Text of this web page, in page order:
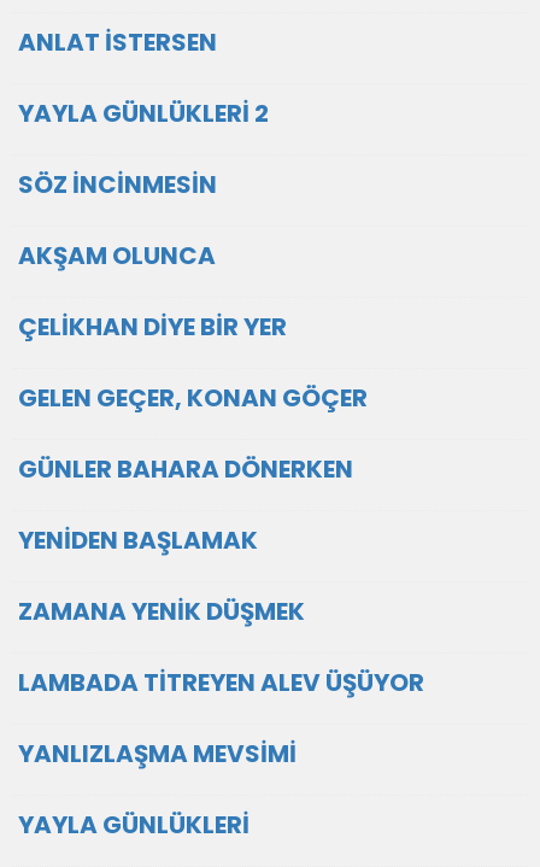
ANLAT İSTERSEN
YAYLA GÜNLÜKLERİ 2
SÖZ İNCİNMESİN
AKŞAM OLUNCA
ÇELİKHAN DİYE BİR YER
GELEN GEÇER, KONAN GÖÇER
GÜNLER BAHARA DÖNERKEN
YENİDEN BAŞLAMAK
ZAMANA YENİK DÜŞMEK
LAMBADA TİTREYEN ALEV ÜŞÜYOR
YANLIZLAŞMA MEVSİMİ
YAYLA GÜNLÜKLERİ